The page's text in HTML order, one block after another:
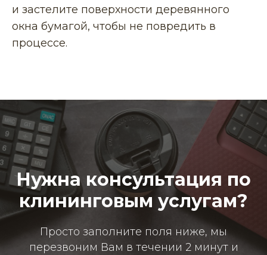
и застелите поверхности деревянного
окна бумагой, чтобы не повредить в
процессе.
Нужна консультация по
клининговым услугам?
Просто заполните поля ниже, мы
перезвоним Вам в течении 2 минут и